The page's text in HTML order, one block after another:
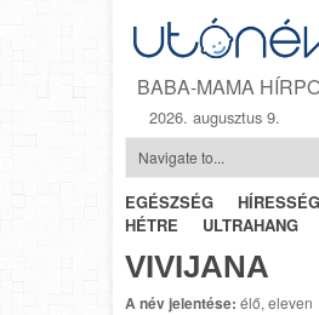
BABA-MAMA
2026. augusztus 9.
EGÉSZSÉG
HÉTRE
ULTRAHANG
VIVIJANA
A név jelentése: élő, eleven